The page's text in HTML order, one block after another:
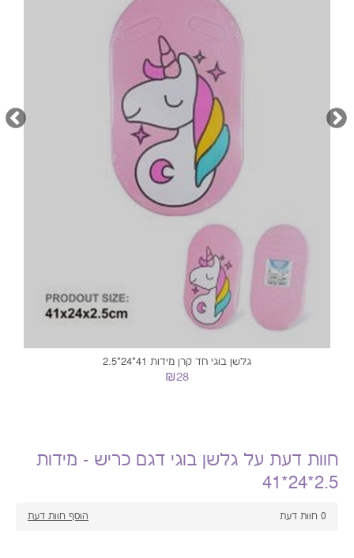
גלשן בוגי חד קרן מידות 41*24*2.5
₪28
חוות דעת על גלשן בוגי דגם כריש - מידות
2.5*24*41
0 חוות דעת הוסף חוות דעת